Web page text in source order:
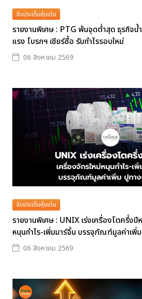
จับประเด็นหุ้นเด่น
รายงานพิเศษ : PTG พ้นจุดต่ำสุด ธุรกิจน้
แรง โบรกฯ เชียร์ซื้อ รับกำไรรอบใหม่
06 สิงหาคม 2569
จับประเด็นหุ้นเด่น
รายงานพิเศษ : UNIX เร่งเครื่องโตครึ่งปี
หนุนกำไร-เพิ่มมาร์จิ้น บรรจุภัณฑ์มูลค่าเพิ่ม
06 สิงหาคม 2569